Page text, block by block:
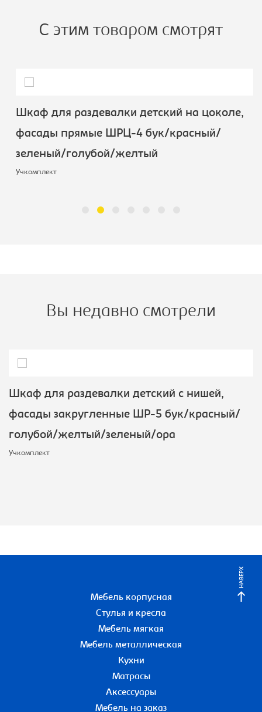
С этим товаром смотрят
Шкаф для раздевалки детский на цоколе,
фасады прямые ШРЦ-4 бук/красный/
зеленый/голубой/желтый
Учкомплект
Вы недавно смотрели
Шкаф для раздевалки детский с нишей,
фасады закругленные ШР-5 бук/красный/
голубой/желтый/зеленый/ора
Учкомплект
НАВЕРХ
Мебель корпусная
Стулья и кресла
Мебель мягкая
Мебель металлическая
Кухни
Матрасы
Аксессуары
Мебель на заказ